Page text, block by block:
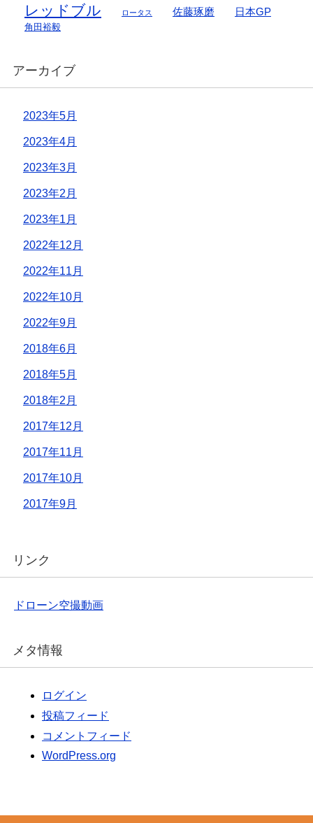
レッドブル ロータス 佐藤琢磨 日本GP
角田裕毅
アーカイブ
2023年5月
2023年4月
2023年3月
2023年2月
2023年1月
2022年12月
2022年11月
2022年10月
2022年9月
2018年6月
2018年5月
2018年2月
2017年12月
2017年11月
2017年10月
2017年9月
リンク
ドローン空撮動画
メタ情報
ログイン
投稿フィード
コメントフィード
WordPress.org